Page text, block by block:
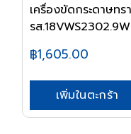
เครื่องขัดกระดาษทร
รส
฿1,605.00
เพิ่มในตะกร้า